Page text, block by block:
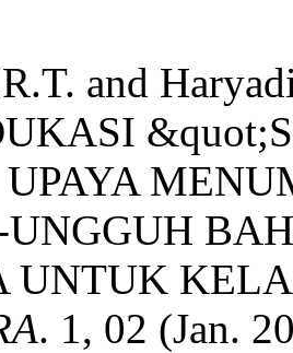
and
UNTUK
. 1, 02 (Jan.